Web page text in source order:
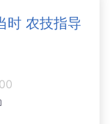
时 农技指导